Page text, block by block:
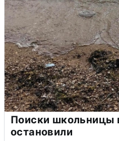
Поиски школьницы
остановили